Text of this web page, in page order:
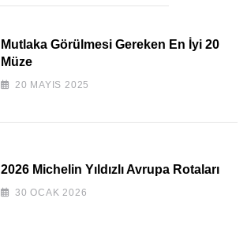
Mutlaka Görülmesi Gereken En İyi 20
Müze
20 MAYIS 2025
2026 Michelin Yıldızlı Avrupa Rotaları
30 OCAK 2026